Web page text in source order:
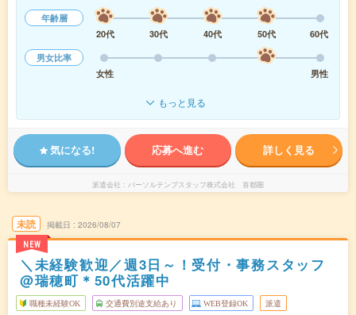
年齢層
20代
30代 40代 50代
60代
男女比率
女性
男性
もっと見る
気になる! 応募へ進む 詳しく見る
派遣会社 パーソルテンプスタッフ株式会社 首都圏
未読
NEW
掲載日 2026/08/07
＼未経験歓迎／週3日～！受付・事務スタッフ
@瑞穂町＊50代活躍中
職種未経験OK 交通費別途支給あり WEB登録OK 派遣